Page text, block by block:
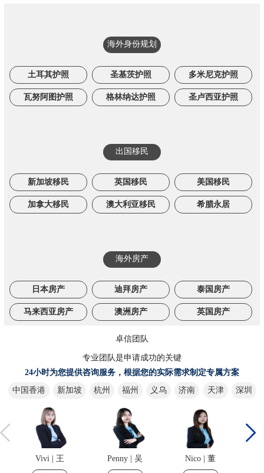
海外身份规划
土耳其护照 圣基茨护照 多米尼克护照
瓦努阿图护照 格林纳达护照 圣卢西亚护照
出国移民
新加坡移民 英国移民 美国移民
加拿大移民 澳大利亚移民 希腊永居
海外房产
日本房产 迪拜房产 泰国房产
马来西亚房产 澳洲房产 英国房产
卓信团队
专业团队是申请成功的关键
24小时为您提供咨询服务，根据您的实际需求制定专属方案
中国香港
新加坡 杭州 福州 义乌 济南 天津 深圳
Vivi | 王 Penny | 吴 Nico | 董